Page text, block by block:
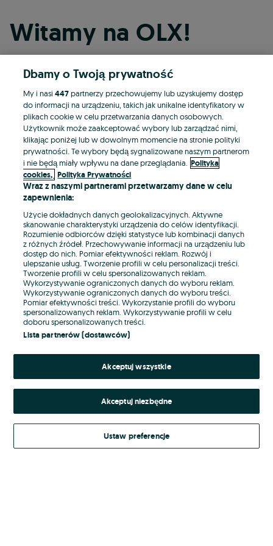
Witamy na OLX!
Kontynuuj przez Facebooka
Kontynuuj przez konto Apple
Kontynuuj przez konto Google
LUB
E-mail
Hasło
Nie pamiętasz hasła?
Zaloguj się
Kontynuując za pośrednictwem jednego z dostawców wskazanych powyżej,
Regulamin serwisuOLX.pl w jego aktualnym brzmieniu.
Dbamy o Twoją prywatność
My i nasi447partnerzy przechowujemy lub uzyskujemy dostęp
do informacji na urządzeniu, takich jak unikalne identyfikatory w
plikach cookie w celu przetwarzania danych osobowych.
Użytkownik może zaakceptować wybory lub zarządzać nimi,
klikając poniżej lub w dowolnym momencie na stronie polityki
prywatności. Te wybory będą sygnalizowane naszym partnerom
i nie będą miały wpływu na dane przeglądania. Polityka
cookies, Polityka Prywatności
Wraz z naszymi partnerami przetwarzamy dane w celu
zapewnienia:
Użycie dokładnych danych geolokalizacyjnych. Aktywne
skanowanie charakterystyki urządzenia do celów identyfikacji.
Rozumienie odbiorców dzięki statystyce lub kombinacji danych
z różnych źródeł. Przechowywanie informacji na urządzeniu lub
dostęp do nich. Pomiar efektywności reklam. Rozwój i
ulepszanie usług. Tworzenie profili w celu personalizacji treści.
Tworzenie profili w celu spersonalizowanych reklam.
Wykorzystywanie ograniczonych danych do wyboru reklam.
Wykorzystywanie ograniczonych danych do wyboru treści.
Pomiar efektywności treści. Wykorzystanie profili do wyboru
spersonalizowanych reklam. Wykorzystywanie profili w celu
doboru spersonalizowanych treści.
Lista partnerów (dostawców)
Akceptuj wszystkie
Akceptuj niezbędne
Ustaw preferencje